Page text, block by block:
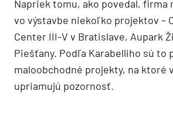
Napriek tomu, ako povedal, firma
vo výstavbe niekoľko projektov –
Center III-V v Bratislave, Aupark
Piešťany. Podľa Karabelliho sú to
maloobchodné projekty, na ktoré
upriamujú pozornosť.